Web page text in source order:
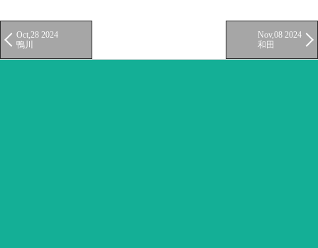
Oct,28 2024
鴨川
Nov,08 2024
和田